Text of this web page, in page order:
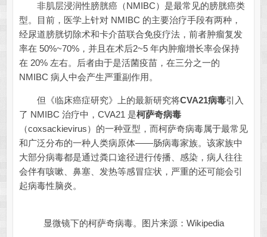
非肌层浸润性膀胱癌（NMIBC）是最常见的膀胱癌类
型。目前，医学上针对 NMIBC 的主要治疗手段有两种，
经尿道膀胱切除术和卡介苗联合免疫疗法，前者肿瘤复发
率在 50%~70%，并且在术后2~5 年内肿瘤增长率会保持
在 20% 左右。后者由于是活菌疫苗，在三分之一的
NMIBC 病人中会产生严重副作用。
但《临床癌症研究》上的最新研究将CVA21病毒引入
了 NMIBC 治疗中，CVA21 是柯萨奇病毒
（coxsackievirus）的一种亚型，而柯萨奇病毒属于最常见
和广泛分布的一种人类病原体——肠病毒家族。该家族中
大部分病毒都是通过粪口途径进行传播、感染，病人往往
会伴有咳嗽、鼻塞、发热等感冒症状，严重的还可能会引
起病毒性脑炎。
显微镜下的柯萨奇病毒。图片来源：Wikipedia